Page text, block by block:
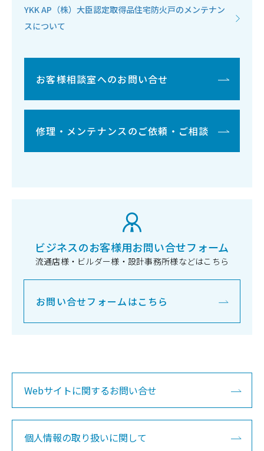
YKK AP（株）大臣認定取得品住宅防火戸のメンテナン
スについて
お客様相談室へのお問い合せ
修理・メンテナンスのご依頼・ご相談
ビジネスのお客様用お問い合せフォーム
流通店様・ビルダー様・設計事務所様などはこちら
お問い合せフォームはこちら
Webサイトに関するお問い合せ
個人情報の取り扱いに関して